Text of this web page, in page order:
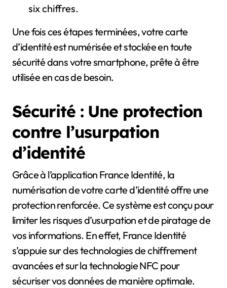
six chiffres.
Une fois ces étapes terminées, votre carte
d’identité est numérisée et stockée en toute
sécurité dans votre smartphone, prête à être
utilisée en cas de besoin.
Sécurité : Une protection
contre l’usurpation
d’identité
Grâce à l’application France Identité, la
numérisation de votre carte d’identité offre une
protection renforcée. Ce système est conçu pour
limiter les risques d’usurpation et de piratage de
vos informations. En effet, France Identité
s’appuie sur des technologies de chiffrement
avancées et sur la technologie NFC pour
sécuriser vos données de manière optimale.